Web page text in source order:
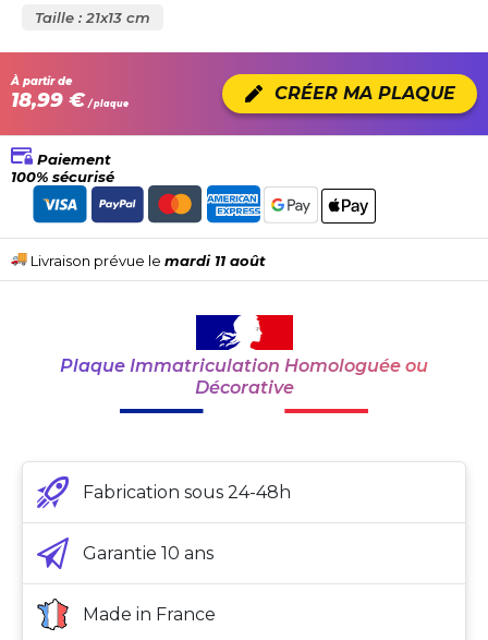
Taille : 21x13 cm
À partir de
18,99 € / plaque CRÉER MA PLAQUE
Paiement
100% sécurisé
Livraison prévue le mardi 11 août
Plaque Immatriculation Homologuée ou
Décorative
Fabrication sous 24-48h
Garantie 10 ans
Made in France